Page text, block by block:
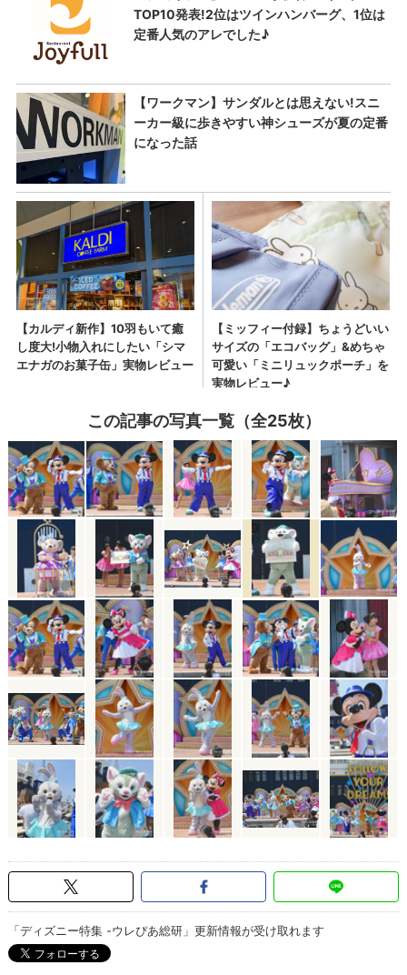
この記事の写真一覧（全25枚）
「ディズニー特集 -ウレぴあ総研」更新情報が受け取れます